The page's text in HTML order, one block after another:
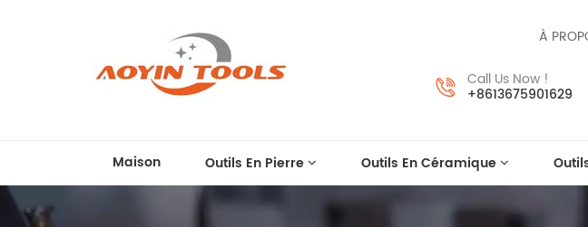
À
Call Us Now !
+8613675901629
Maison Outils En Pierre Outils En Céramique